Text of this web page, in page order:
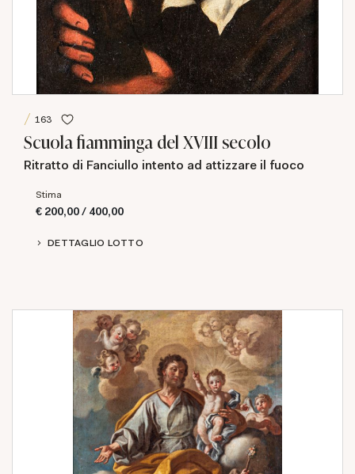
163
Scuola fiamminga del XVIII secolo
Ritratto di Fanciullo intento ad attizzare il fuoco
Stima
€ 200,00 / 400,00
DETTAGLIO LOTTO